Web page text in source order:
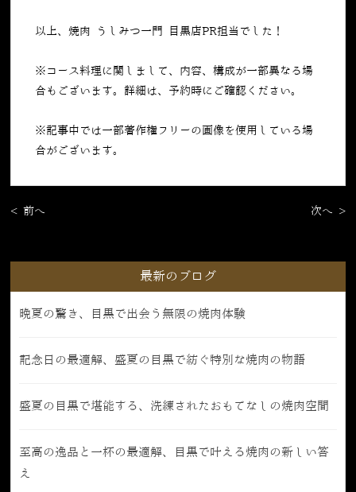
以上、焼肉 うしみつ一門 目黒店PR担当でした！
※コース料理に関しまして、内容、構成が一部異なる場
合もございます。詳細は、予約時にご確認ください。
※記事中では一部著作権フリーの画像を使用している場
合がございます。
< 前へ 次へ >
最新のブログ
晩夏の驚き、目黒で出会う無限の焼肉体験
記念日の最適解、盛夏の目黒で紡ぐ特別な焼肉の物語
盛夏の目黒で堪能する、洗練されたおもてなしの焼肉空間
至高の逸品と一杯の最適解、目黒で叶える焼肉の新しい答
え